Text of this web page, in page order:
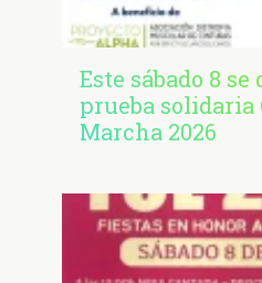
Este sábado 8
prueba solidaria
Marcha 2026